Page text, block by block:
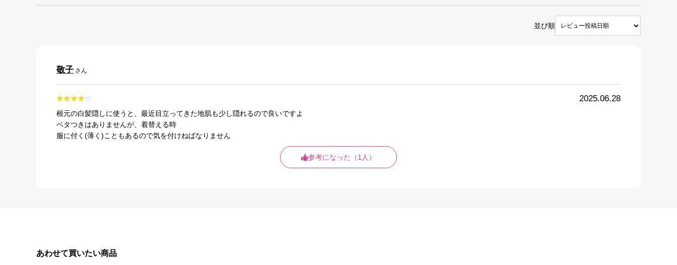
並び順
敬子 さん
2025.06.28
根元の白髪隠しに使うと、最近目立ってきた地肌も少し隠れるので良いですよ
ベタつきはありませんが、着替える時
服に付く(薄く)こともあるので気を付けねばなりません
参考になった（1人）
あわせて買いたい商品